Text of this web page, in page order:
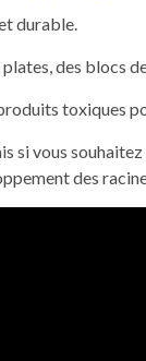
durable.
plates, des blocs
toxiques
si vous
des